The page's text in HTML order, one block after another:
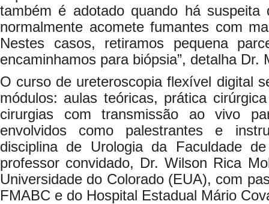
também é adotado quando há
normalmente acomete fumantes com
Nestes casos, retiramos pequena
encaminhamos para biópsia”, detalha Dr.
O curso de ureteroscopia flexível digital
módulos: aulas teóricas, prática
cirurgias com transmissão ao vivo
envolvidos como palestrantes e
disciplina de Urologia da Faculdade
professor convidado, Dr. Wilson Rica
Universidade do Colorado (EUA), com
FMABC e do Hospital Estadual Mário